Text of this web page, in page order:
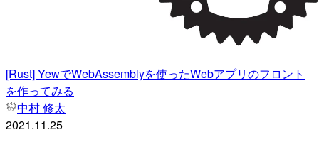
[Rust] YewでWebAssemblyを使ったWebアプリのフロント
を作ってみる
中村 修太
2021.11.25